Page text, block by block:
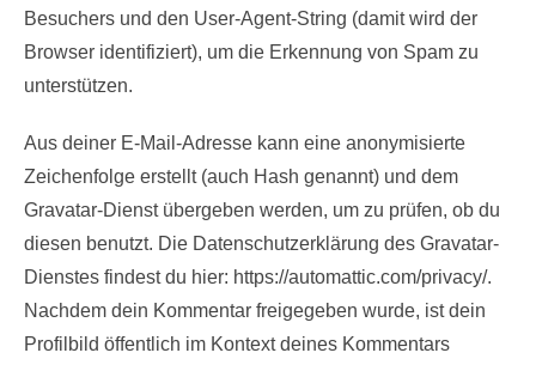
Besuchers und den User-Agent-String (damit wird der
Browser identifiziert), um die Erkennung von Spam zu
unterstützen.
Aus deiner E-Mail-Adresse kann eine anonymisierte
Zeichenfolge erstellt (auch Hash genannt) und dem
Gravatar-Dienst übergeben werden, um zu prüfen, ob du
diesen benutzt. Die Datenschutzerklärung des Gravatar-
Dienstes findest du hier: https://automattic.com/privacy/.
Nachdem dein Kommentar freigegeben wurde, ist dein
Profilbild öffentlich im Kontext deines Kommentars